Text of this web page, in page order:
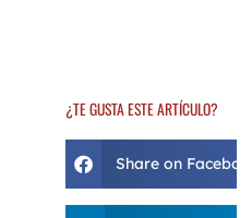
¿TE GUSTA ESTE ARTÍCULO?
Share on Facebook